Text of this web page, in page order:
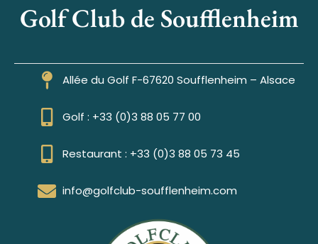
Golf Club de Soufflenheim
Allée du Golf F-67620 Soufflenheim – Alsace
Golf : +33 (0)3 88 05 77 00
Restaurant : +33 (0)3 88 05 73 45
info@golfclub-soufflenheim.com